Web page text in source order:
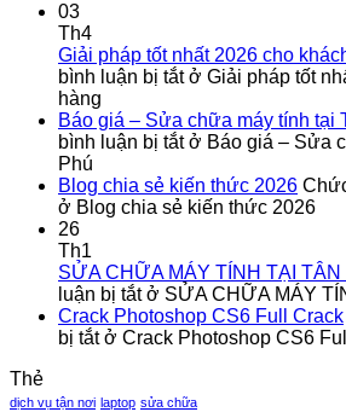
03
Th4
Giải pháp tốt nhất 2026 cho
bình luận bị tắtở Giải pháp tốt
hàng
Báo giá – Sửa chữa máy tính tại
bình luận bị tắtở Báo giá – Sửa
Phú
Blog chia sẻ kiến thức 2026
ở Blog chia sẻ kiến thức 2026
26
Th1
SỬA CHỮA MÁY TÍNH TẠI TÂN
luận bị tắtở SỬA CHỮA MÁY
Crack Photoshop CS6 Full Crack
bị tắtở Crack Photoshop CS6
Thẻ
dịch vụ tận nơi laptop sửa chữa